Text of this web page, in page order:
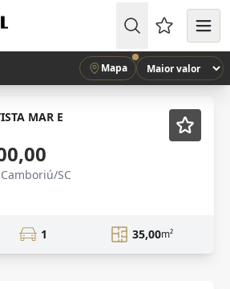
Favoritos
Mapa
Mobiliado
MAR E
SC
1 35,00m²